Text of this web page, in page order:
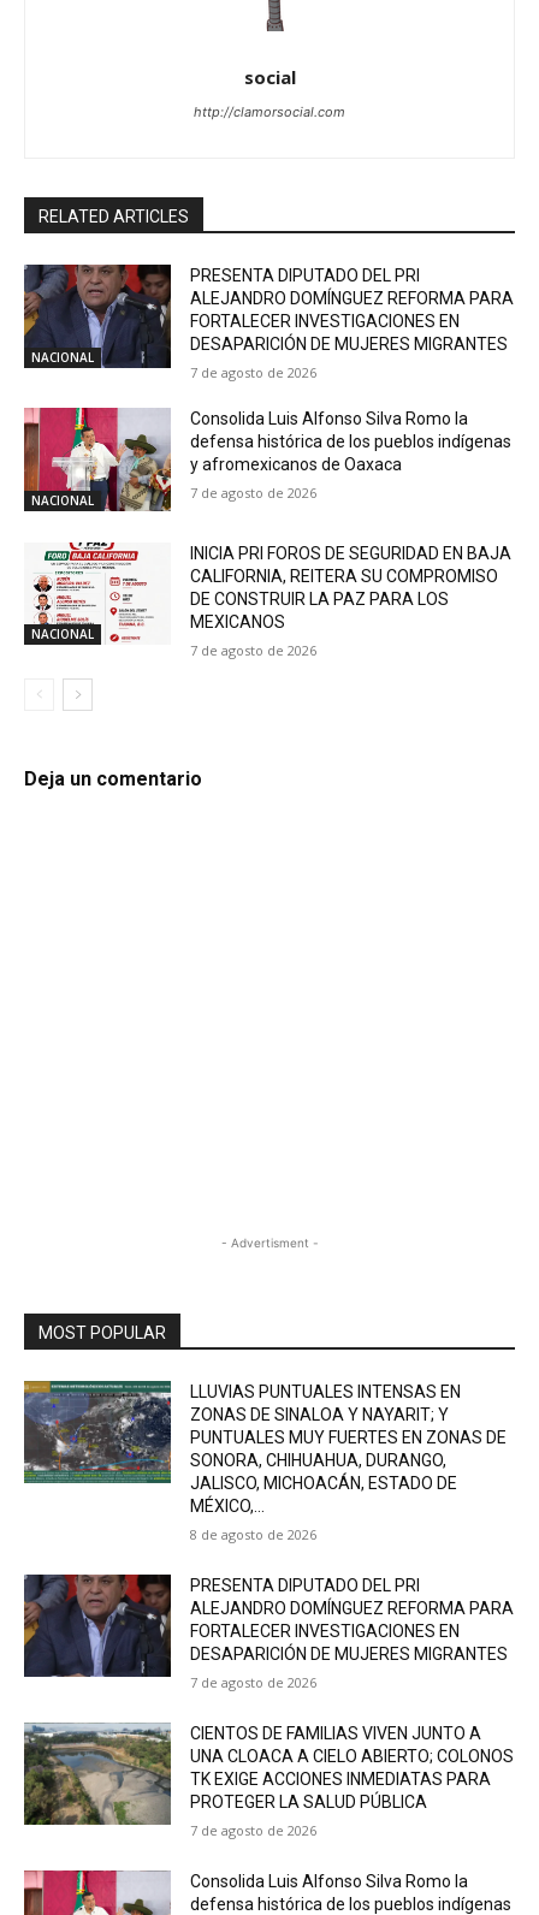
social
http://clamorsocial.com
RELATED ARTICLES
NACIONAL
PRESENTA DIPUTADO DEL PRI
ALEJANDRO DOMÍNGUEZ REFORMA PARA
FORTALECER INVESTIGACIONES EN
DESAPARICIÓN DE MUJERES MIGRANTES
7 de agosto de 2026
NACIONAL
Consolida Luis Alfonso Silva Romo la
defensa histórica de los pueblos indígenas
y afromexicanos de Oaxaca
7 de agosto de 2026
NACIONAL
INICIA PRI FOROS DE SEGURIDAD EN BAJA
CALIFORNIA, REITERA SU COMPROMISO
DE CONSTRUIR LA PAZ PARA LOS
MEXICANOS
7 de agosto de 2026
Deja un comentario
- Advertisment -
MOST POPULAR
LLUVIAS PUNTUALES INTENSAS EN
ZONAS DE SINALOA Y NAYARIT; Y
PUNTUALES MUY FUERTES EN ZONAS DE
SONORA, CHIHUAHUA, DURANGO,
JALISCO, MICHOACÁN, ESTADO DE
MÉXICO,...
8 de agosto de 2026
PRESENTA DIPUTADO DEL PRI
ALEJANDRO DOMÍNGUEZ REFORMA PARA
FORTALECER INVESTIGACIONES EN
DESAPARICIÓN DE MUJERES MIGRANTES
7 de agosto de 2026
CIENTOS DE FAMILIAS VIVEN JUNTO A
UNA CLOACA A CIELO ABIERTO; COLONOS
TK EXIGE ACCIONES INMEDIATAS PARA
PROTEGER LA SALUD PÚBLICA
7 de agosto de 2026
Consolida Luis Alfonso Silva Romo la
defensa histórica de los pueblos indígenas